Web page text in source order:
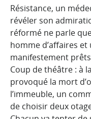
Résistance, un
révéler son
réformé ne parle
homme d’affaires
manifestement
Coup de théâtre : à
provoqué la mort
l’immeuble, un
de choisir deux